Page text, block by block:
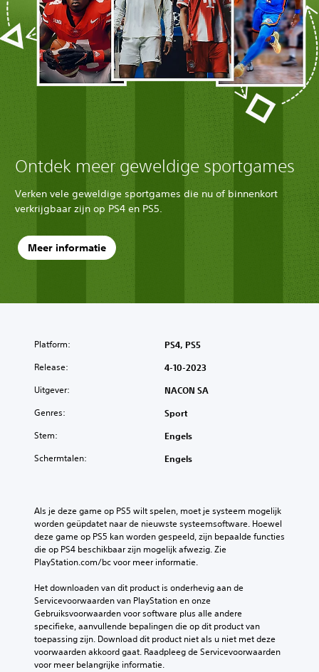
Ontdek meer geweldige sportgames
Verken vele geweldige sportgames die nu of binnenkort
verkrijgbaar zijn op PS4 en PS5.
Meer informatie
Platform: PS4, PS5
Release: 4-10-2023
Uitgever: NACON SA
Genres: Sport
Stem: Engels
Schermtalen: Engels
Als je deze game op PS5 wilt spelen, moet je systeem mogelijk
worden geüpdatet naar de nieuwste systeemsoftware. Hoewel
deze game op PS5 kan worden gespeeld, zijn bepaalde functies
die op PS4 beschikbaar zijn mogelijk afwezig. Zie
PlayStation.com/bc voor meer informatie.
Het downloaden van dit product is onderhevig aan de
Servicevoorwaarden van PlayStation en onze
Gebruiksvoorwaarden voor software plus alle andere
specifieke, aanvullende bepalingen die op dit product van
toepassing zijn. Download dit product niet als u niet met deze
voorwaarden akkoord gaat. Raadpleeg de Servicevoorwaarden
voor meer belangrijke informatie.